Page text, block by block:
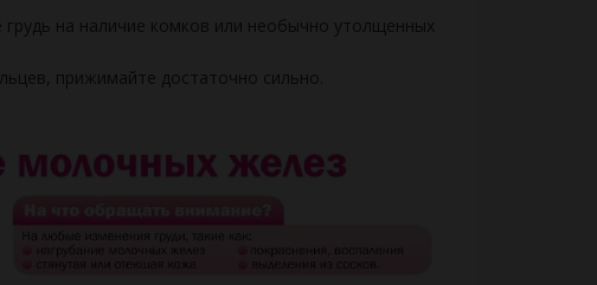
на наличие комков или необычно утолщенных
прижимайте достаточно сильно.